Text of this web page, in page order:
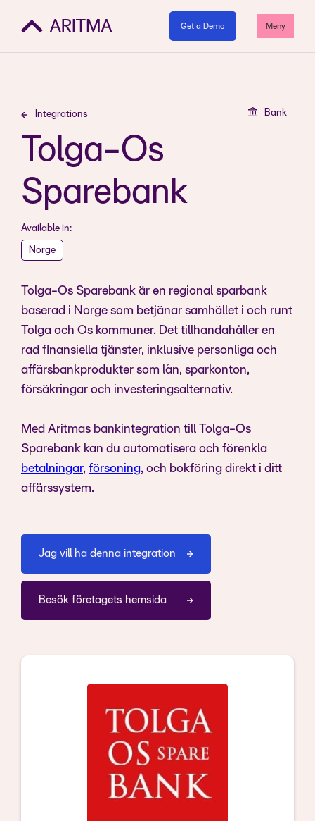
Get a Demo Meny
Integrations Bank
Tolga-Os
Sparebank
Available in:
Norge
Tolga-Os Sparebank är en regional sparbank
baserad i Norge som betjänar samhället i och runt
Tolga och Os kommuner. Det tillhandahåller en
rad finansiella tjänster, inklusive personliga och
affärsbankprodukter som lån, sparkonton,
försäkringar och investeringsalternativ.
Med Aritmas bankintegration till Tolga-Os
Sparebank kan du automatisera och förenkla
betalningar, försoning, och bokföring direkt i ditt
affärssystem.
Jag vill ha denna integration
Besök företagets hemsida